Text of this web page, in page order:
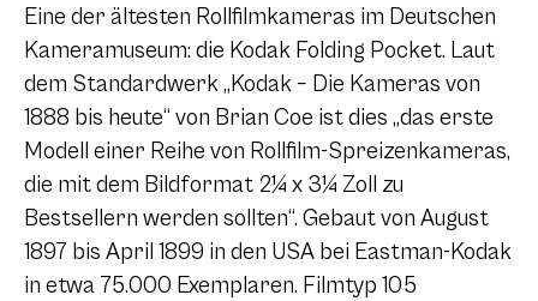
Eine der ältesten Rollfilmkameras im Deutschen
Kameramuseum: die Kodak Folding Pocket. Laut
dem Standardwerk „Kodak – Die Kameras von
1888 bis heute“ von Brian Coe ist dies „das erste
Modell einer Reihe von Rollfilm-Spreizenkameras,
die mit dem Bildformat 2¼ x 3¼ Zoll zu
Bestsellern werden sollten“. Gebaut von August
1897 bis April 1899 in den USA bei Eastman-Kodak
in etwa 75.000 Exemplaren. Filmtyp 105